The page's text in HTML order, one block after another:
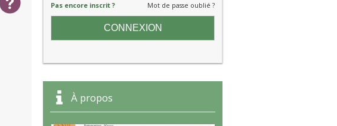
Pas encore inscrit ? Mot de passe oublié ?
À propos